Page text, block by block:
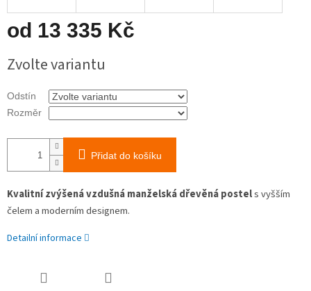
od 13 335 Kč
cena:
Zvolte variantu
Odstín
Rozměr
Přidat do košíku
Kvalitní zvýšená vzdušná manželská dřevěná postels vyšším
čelem a moderním designem.
Detailní informace